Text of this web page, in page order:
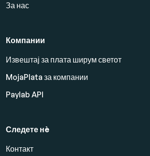
За нас
Компании
Извештај за плата ширум светот
MojaPlata за компании
Paylab API
Следете нè
Контакт